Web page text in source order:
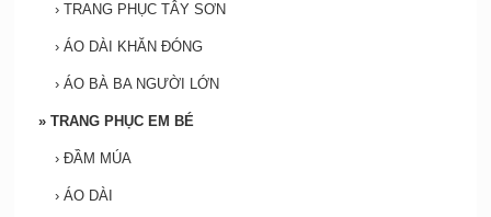
› TRANG PHỤC TÂY SƠN
› ÁO DÀI KHĂN ĐÓNG
› ÁO BÀ BA NGƯỜI LỚN
» TRANG PHỤC EM BÉ
› ĐẦM MÚA
› ÁO DÀI